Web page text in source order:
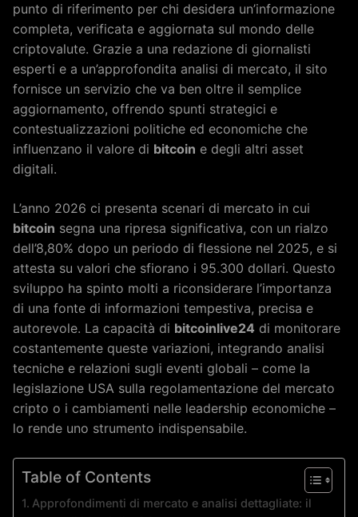
punto di riferimento per chi desidera un’informazione
completa, verificata e aggiornata sul mondo delle
criptovalute. Grazie a una redazione di giornalisti
esperti e a un’approfondita analisi di mercato, il sito
fornisce un servizio che va ben oltre il semplice
aggiornamento, offrendo spunti strategici e
contestualizzazioni politiche ed economiche che
influenzano il valore di bitcoin e degli altri asset
digitali.
L’anno 2026 ci presenta scenari di mercato in cui
bitcoin segna una ripresa significativa, con un rialzo
dell’8,80% dopo un periodo di flessione nel 2025, e si
attesta su valori che sfiorano i 95.300 dollari. Questo
sviluppo ha spinto molti a riconsiderare l’importanza
di una fonte di informazioni tempestiva, precisa e
autorevole. La capacità di bitcoinlive24 di monitorare
costantemente queste variazioni, integrando analisi
tecniche e relazioni sugli eventi globali – come la
legislazione USA sulla regolamentazione del mercato
cripto o i cambiamenti nelle leadership economiche –
lo rende uno strumento indispensabile.
Table of Contents
Approfondimenti di mercato e analisi dettagliate: il